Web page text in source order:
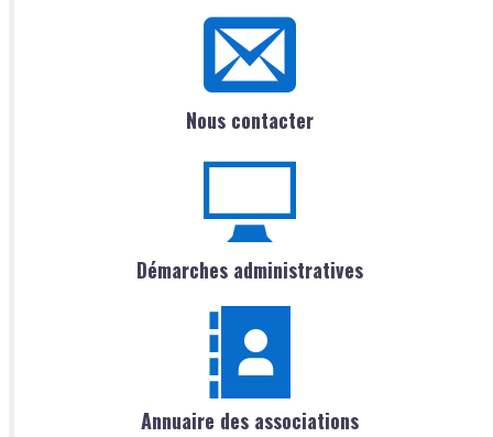
Nous contacter
Démarches administratives
Annuaire des associations